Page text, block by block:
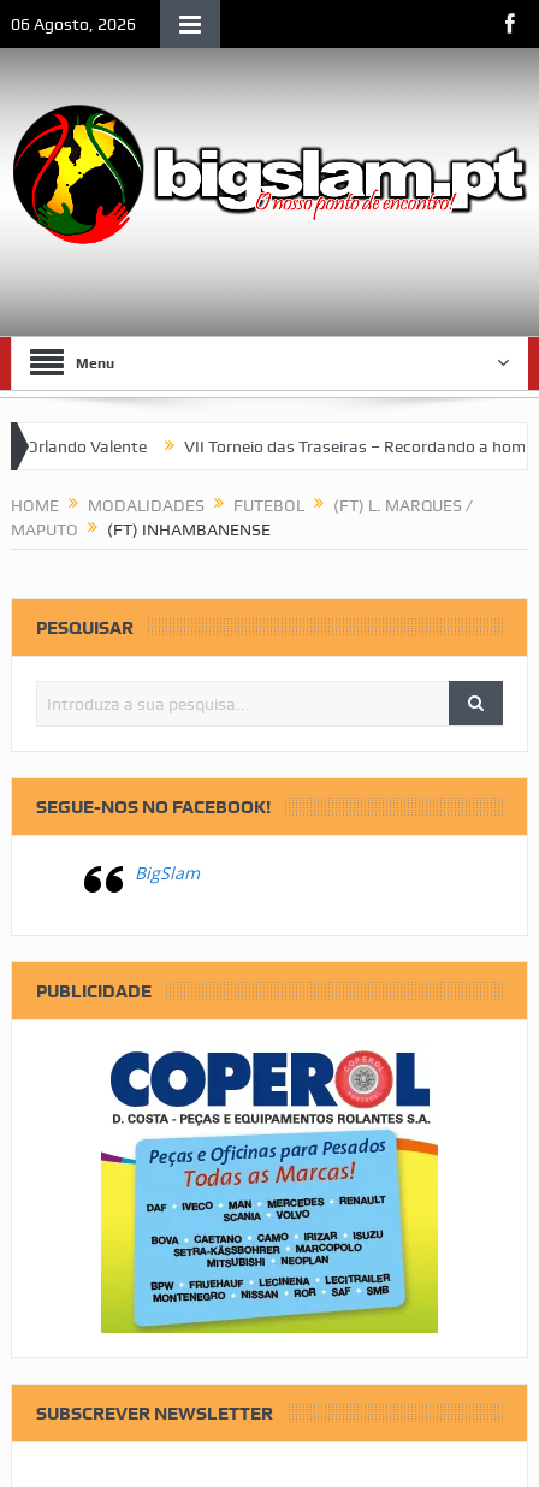
06 Agosto, 2026
Menu
Orlando Valente VII Torneio das Traseiras – Recordando a
HOME MODALIDADES FUTEBOL
(FT) L. MARQUES /
MAPUTO
(FT) INHAMBANENSE
PESQUISAR
SEGUE-NOS NO FACEBOOK!
BigSlam
PUBLICIDADE
SUBSCREVER NEWSLETTER